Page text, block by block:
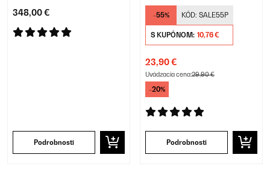
Starostlivosť o trávnik
348,00 €
Podrobnosti
-55% KÓD: SALE55P
S KUPÓNOM: 10,76 €
23,90 €
Uvádzacia cena:29,90 €
-20%
Podrobnosti